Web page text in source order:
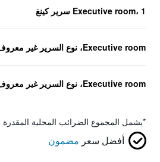
Executive room، 1 سرير كينغ
Executive room، نوع السرير غير معروف
Executive room، نوع السرير غير معروف
*يشمل المجموع الضرائب المحلية
أفضل سعر مضمون